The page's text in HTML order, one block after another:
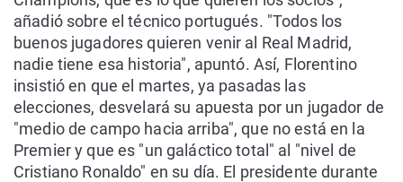
añadió sobre el técnico portugués. "Todos los
buenos jugadores quieren venir al Real Madrid,
nadie tiene esa historia", apuntó. Así, Florentino
insistió en que el martes, ya pasadas las
elecciones, desvelará su apuesta por un jugador de
"medio de campo hacia arriba", que no está en la
Premier y que es "un galáctico total" al "nivel de
Cristiano Ronaldo" en su día. El presidente durante